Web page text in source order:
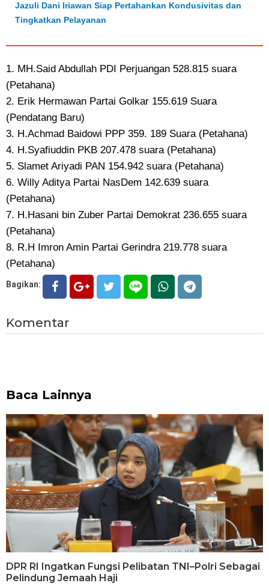
Jazuli Dani Iriawan Siap Pertahankan Kondusivitas dan
Tingkatkan Pelayanan
1. MH.Said Abdullah PDI Perjuangan 528.815 suara
(Petahana)
2. Erik Hermawan Partai Golkar 155.619 Suara
(Pendatang Baru)
3. H.Achmad Baidowi PPP 359. 189 Suara (Petahana)
4. H.Syafiuddin PKB 207.478 suara (Petahana)
5. Slamet Ariyadi PAN 154.942 suara (Petahana)
6. Willy Aditya Partai NasDem 142.639 suara
(Petahana)
7. H.Hasani bin Zuber Partai Demokrat 236.655 suara
(Petahana)
8. R.H Imron Amin Partai Gerindra 219.778 suara
(Petahana)
Bagikan:
Komentar
Baca Lainnya
DPR RI Ingatkan Fungsi Pelibatan TNI–Polri Sebagai
Pelindung Jemaah Haji